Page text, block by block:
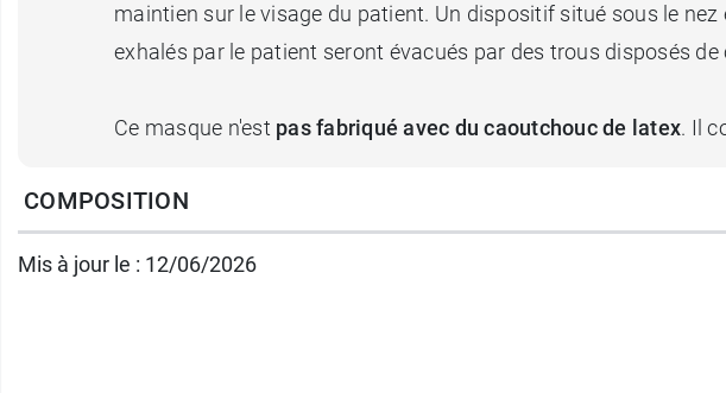
maintien sur le visage du patient. Un dispositif situé sous le
exhalés par le patient seront évacués par des trous disposés
Ce masque n'est pas fabriqué avec du caoutchouc de latex. Il
Caractéristiques :
Débit concentrateur : 5 et 10 L/min
COMPOSITION
Mis à jour le : 12/06/2026